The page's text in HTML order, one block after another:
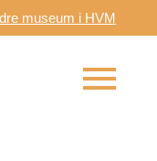
museum i HVM